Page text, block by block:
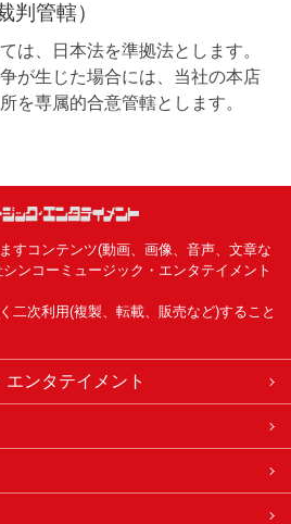
判管轄）
は、日本法を準拠法とします。
が生じた場合には、当社の本店
を専属的合意管轄とします。
すコンテンツ(動画、画像、音声、文章な
ンコーミュージック・エンタテイメント
二次利用(複製、転載、販売など)すること
ンタテイメント